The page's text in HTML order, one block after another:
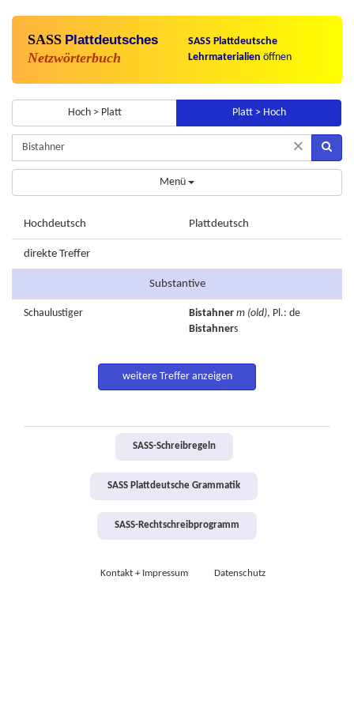
SASS Plattdeutsches
Netzwörterbuch
SASS Plattdeutsche
Lehrmaterialien öffnen
Hoch > Platt Platt > Hoch
×
Menü
Hochdeutsch Plattdeutsch
direkte Treffer
Substantive
Schaulustiger Bistahner m (old), Pl.: de
Bistahners
weitere Treffer anzeigen
SASS-Schreibregeln
SASS Plattdeutsche Grammatik
SASS-Rechtschreibprogramm
Kontakt + Impressum Datenschutz